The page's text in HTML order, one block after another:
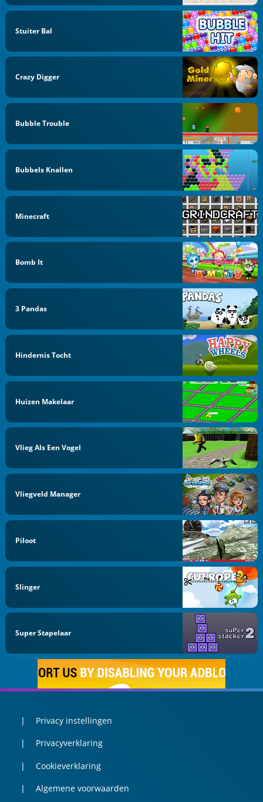
Stuiter Bal
Crazy Digger
Bubble Trouble
Bubbels Knallen
Minecraft
Bomb It
3 Pandas
Hindernis Tocht
Huizen Makelaar
Vlieg Als Een Vogel
Vliegveld Manager
Piloot
Slinger
Super Stapelaar
Privacy instellingen
Privacyverklaring
Cookieverklaring
Algemene voorwaarden